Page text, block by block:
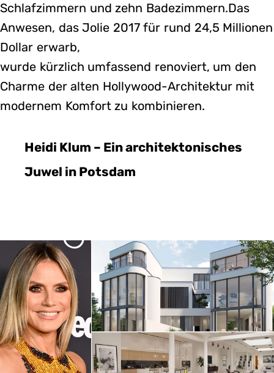
Schlafzimmern und zehn Badezimmern.Das
Anwesen, das Jolie 2017 für rund 24,5 Millionen
Dollar erwarb,
wurde kürzlich umfassend renoviert, um den
Charme der alten Hollywood-Architektur mit
modernem Komfort zu kombinieren.
Heidi Klum – Ein architektonisches
Juwel in Potsdam